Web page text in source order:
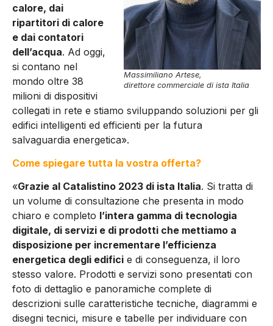
Massimiliano Artese,
direttore commerciale di ista Italia
calore, dai
ripartitori di calore
e dai contatori
dell’acqua. Ad oggi,
si contano nel
mondo oltre 38
milioni di dispositivi
collegati in rete e stiamo sviluppando soluzioni per gli
edifici intelligenti ed efficienti per la futura
salvaguardia energetica».
Come spiegare tutta la vostra offerta?
«Grazie al Catalistino 2023 di ista Italia. Si tratta di
un volume di consultazione che presenta in modo
chiaro e completo l’intera gamma di tecnologia
digitale, di servizi e di prodotti che mettiamo a
disposizione per incrementare l’efficienza
energetica degli edifici e di conseguenza, il loro
stesso valore. Prodotti e servizi sono presentati con
foto di dettaglio e panoramiche complete di
descrizioni sulle caratteristiche tecniche, diagrammi e
disegni tecnici, misure e tabelle per individuare con